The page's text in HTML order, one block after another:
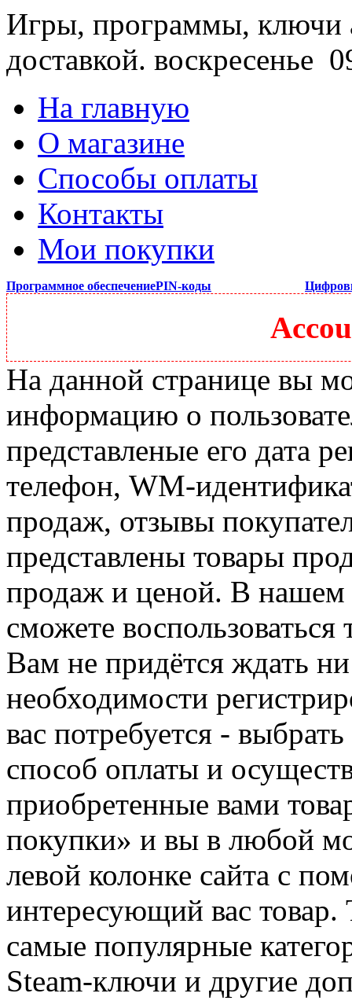
Игры, программы, ключи
доставкой. воскресенье
На главную
О магазине
Способы оплаты
Контакты
Мои покупки
Программное обеспечениеPIN-коды
На данной странице вы
информацию о
представленые его дата
телефон, WM-
продаж, отзывы
представлены товары
продаж и ценой. В нашем
сможете
Вам не придётся ждать
необходимости
вас потребуется -
способ оплаты и
приобретенные вами
покупки» и вы в любой
левой колонке сайта с
интересующий вас
самые популярные
Steam-ключи и другие